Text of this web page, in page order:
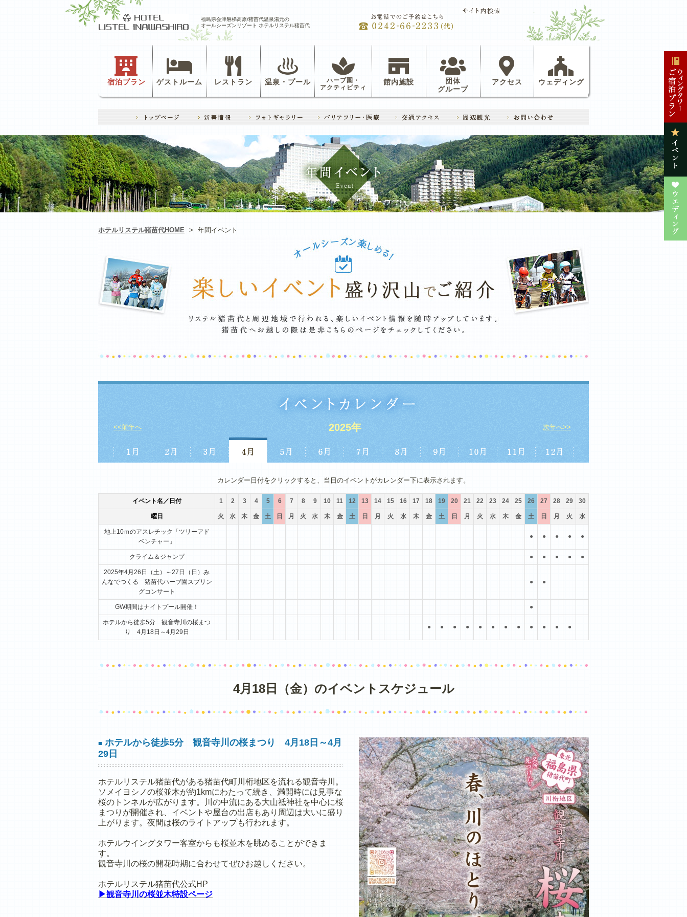
福島県会津磐梯高原/猪苗代温泉湯元の
オールシーズンリゾート ホテルリステル猪苗代
宿泊プラン ゲストルーム レストラン 温泉・プール ハーブ園・
アクティビティ
館内施設
団体
グループ
アクセス ウェディング
ホテルリステル猪苗代HOME > 年間イベント
<<前年へ 2025年 次年へ>>
カレンダー日付をクリックすると、当日のイベントがカレンダー下に表示されます。
イベント名／日付 1 2 3 4 5 6 7 8 9 10 11 12 13 14 15 16 17 18 19 20 21 22 23 24 25 26 27 28 29 30
曜日 火 水 木 金 土 日 月 火 水 木 金 土 日 月 火 水 木 金 土 日 月 火 水 木 金 土 日 月 火 水
地上10ｍのアスレチック「ツリーアド
ベンチャー」
● ● ● ● ●
クライム＆ジャンプ ● ● ● ● ●
2025年4月26日（土）～27日（日）み
んなでつくる 猪苗代ハーブ園スプリン
グコンサート
● ●
GW期間はナイトプール開催！ ●
ホテルから徒歩5分 観音寺川の桜まつ
り 4月18日～4月29日
● ● ● ● ● ● ● ● ● ● ● ●
4月18日（金）のイベントスケジュール
■ ホテルから徒歩5分 観音寺川の桜まつり 4月18日～4月
29日
ホテルリステル猪苗代がある猪苗代町川桁地区を流れる観音寺川。
ソメイヨシノの桜並木が約1kmにわたって続き、満開時には見事な
桜のトンネルが広がります。川の中流にある大山祗神社を中心に桜
まつりが開催され、イベントや屋台の出店もあり周辺は大いに盛り
上がります。夜間は桜のライトアップも行われます。
ホテルウイングタワー客室からも桜並木を眺めることができま
す。
観音寺川の桜の開花時期に合わせてぜひお越しください。
ホテルリステル猪苗代公式HP
▶観音寺川の桜並木特設ページ